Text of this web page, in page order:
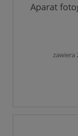
Aparat
zawiera